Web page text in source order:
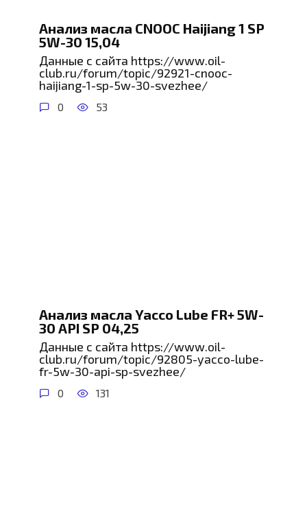
Анализ масла CNOOC Haijiang 1 SP
5W-30 15,04
Данные с сайта https://www.oil-
club.ru/forum/topic/92921-cnooc-
haijiang-1-sp-5w-30-svezhee/
0 53
Анализ масла Yacco Lube FR+ 5W-
30 API SP 04,25
Данные с сайта https://www.oil-
club.ru/forum/topic/92805-yacco-lube-
fr-5w-30-api-sp-svezhee/
0 131